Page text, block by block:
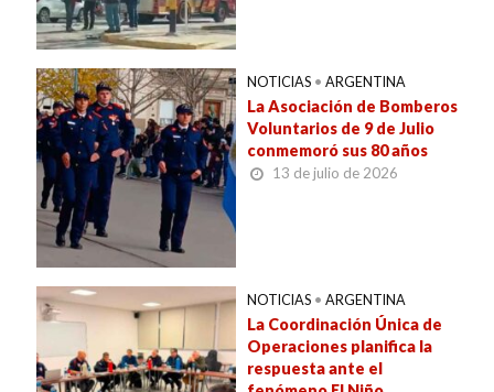
NOTICIAS • ARGENTINA
La Asociación de Bomberos
Voluntarios de 9 de Julio
conmemoró sus 80 años
13 de julio de 2026
NOTICIAS • ARGENTINA
La Coordinación Única de
Operaciones planifica la
respuesta ante el